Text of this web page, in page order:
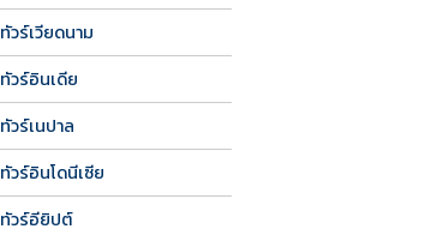
ทัวร์เวียดนาม
ทัวร์อินเดีย
ทัวร์เนปาล
ทัวร์อินโดนีเซีย
ทัวร์อียิปต์